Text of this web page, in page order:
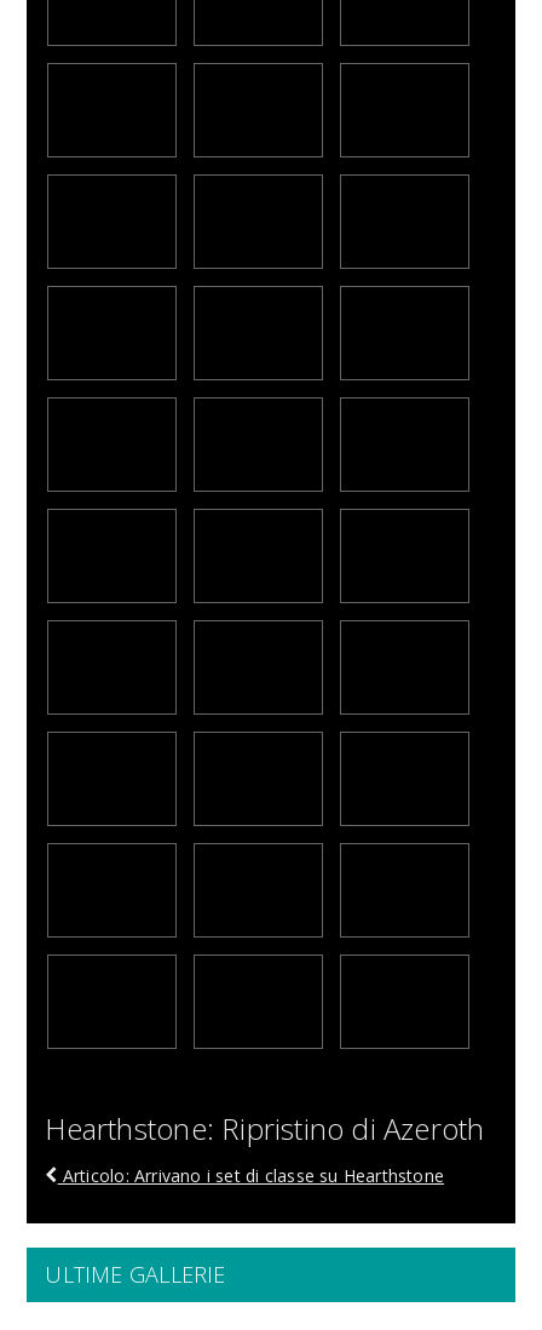
Hearthstone: Ripristino di Azeroth
Articolo: Arrivano i set di classe su Hearthstone
ULTIME GALLERIE